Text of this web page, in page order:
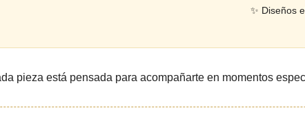
✨ Diseños
pieza está pensada para acompañarte en momentos